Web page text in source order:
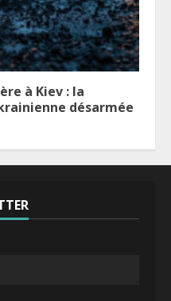
à Kiev : la
désarmée